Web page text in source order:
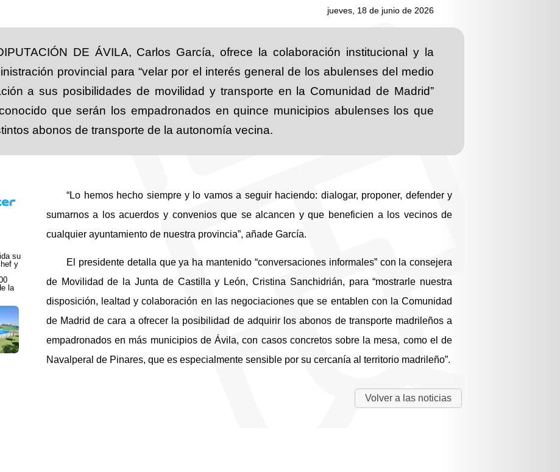
jueves, 18 de junio de 2026
DE ÁVILA, Carlos García, ofrece la colaboración institucional y la
provincial para “velar por el interés general de los abulenses del medio
a sus posibilidades de movilidad y transporte en la Comunidad de Madrid”
que serán los empadronados en quince municipios abulenses los que
abonos de transporte de la autonomía vecina.
su
y
la
“Lo hemos hecho siempre y lo vamos a seguir haciendo: dialogar, proponer, defender y
sumarnos a los acuerdos y convenios que se alcancen y que beneficien a los vecinos de
cualquier ayuntamiento de nuestra provincia”, añade García.
El presidente detalla que ya ha mantenido “conversaciones informales” con la consejera
de Movilidad de la Junta de Castilla y León, Cristina Sanchidrián, para “mostrarle nuestra
disposición, lealtad y colaboración en las negociaciones que se entablen con la Comunidad
de Madrid de cara a ofrecer la posibilidad de adquirir los abonos de transporte madrileños a
empadronados en más municipios de Ávila, con casos concretos sobre la mesa, como el de
Navalperal de Pinares, que es especialmente sensible por su cercanía al territorio madrileño”.
Volver a las noticias